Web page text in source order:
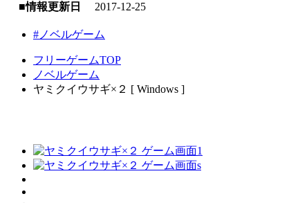
■情報更新日
2017-12-25
#ノベルゲーム
フリーゲームTOP
ノベルゲーム
ヤミクイウサギ×２ [ Windows ]